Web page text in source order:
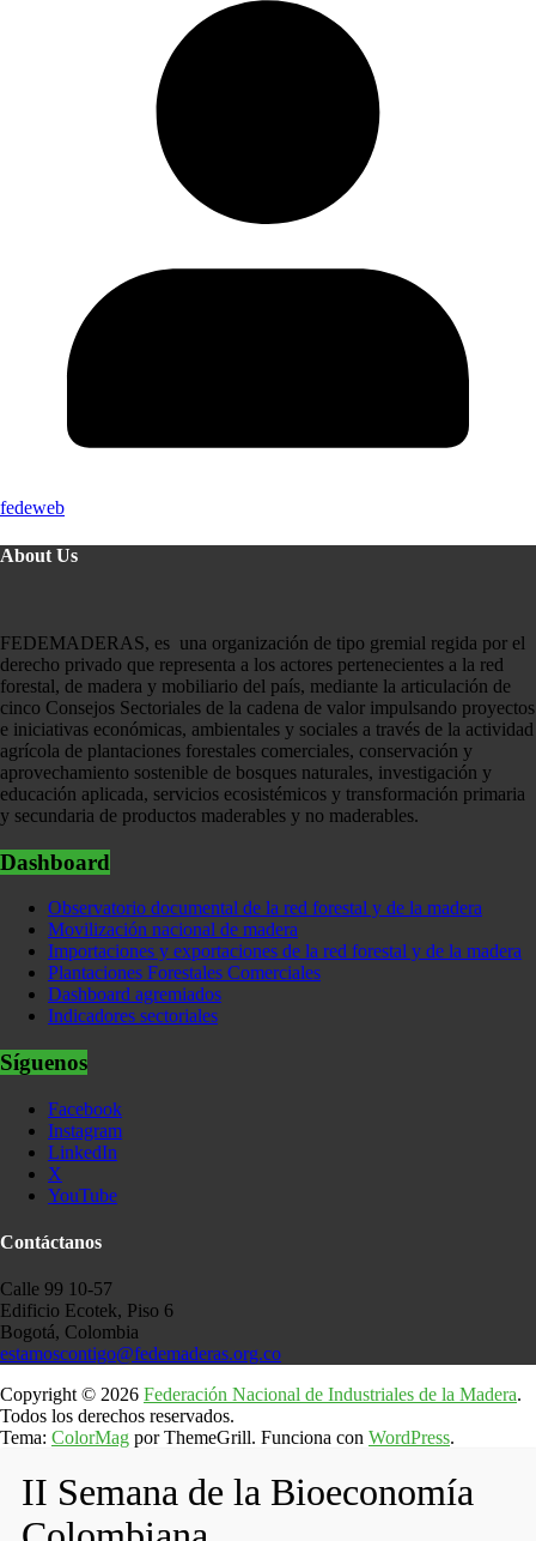
fedeweb
About Us
FEDEMADERAS, es una organización de tipo gremial regida por el
derecho privado que representa a los actores pertenecientes a la red
forestal, de madera y mobiliario del país, mediante la articulación de
cinco Consejos Sectoriales de la cadena de valor impulsando proyectos
e iniciativas económicas, ambientales y sociales a través de la actividad
agrícola de plantaciones forestales comerciales, conservación y
aprovechamiento sostenible de bosques naturales, investigación y
educación aplicada, servicios ecosistémicos y transformación primaria
y secundaria de productos maderables y no maderables.
Dashboard
Observatorio documental de la red forestal y de la madera
Movilización nacional de madera
Importaciones y exportaciones de la red forestal y de la madera
Plantaciones Forestales Comerciales
Dashboard agremiados
Indicadores sectoriales
Síguenos
Facebook
Instagram
LinkedIn
X
YouTube
Contáctanos
Calle 99 10-57
Edificio Ecotek, Piso 6
Bogotá, Colombia
estamoscontigo@fedemaderas.org.co
Copyright © 2026 Federación Nacional de Industriales de la Madera.
Todos los derechos reservados.
Tema: ColorMag por ThemeGrill. Funciona con WordPress.
II Semana de la Bioeconomía